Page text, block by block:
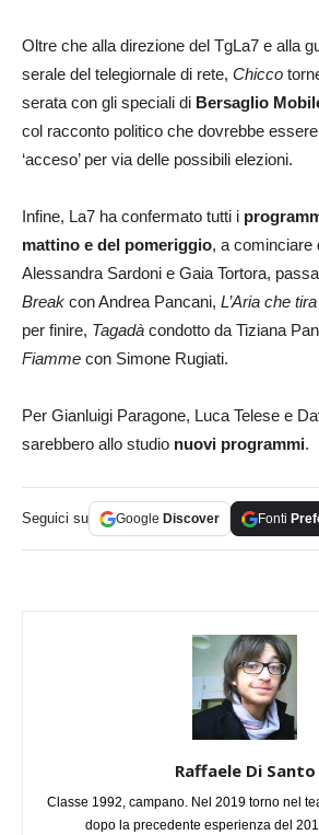
Oltre che alla direzione del TgLa7 e alla
serale del telegiornale di rete, Chicco
serata con gli speciali di Bersaglio
col racconto politico che dovrebbe
‘acceso’ per via delle possibili elezioni.
Infine, La7 ha confermato tutti i
mattino e del pomeriggio, a cominciare
Alessandra Sardoni e Gaia Tortora,
Break con Andrea Pancani, L’Aria che tira
per finire, Tagadà condotto da Tiziana
Fiamme con Simone Rugiati.
Per Gianluigi Paragone, Luca Telese e
sarebbero allo studio nuovi programmi.
Seguici su Google Discover Fonti
Raffaele Di Santo
Classe 1992, campano. Nel 2019 torno nel
dopo la precedente esperienza del